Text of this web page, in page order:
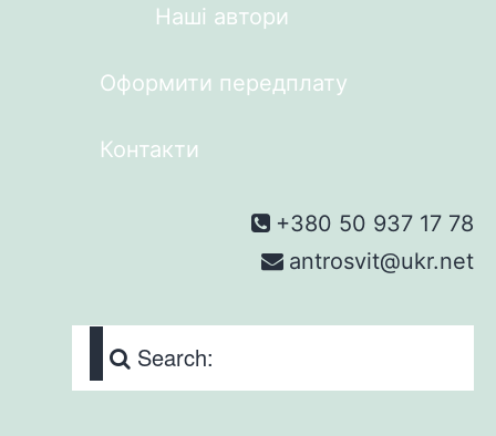
Наші автори
Оформити передплату
Контакти
+380 50 937 17 78
antrosvit@ukr.net
Search: